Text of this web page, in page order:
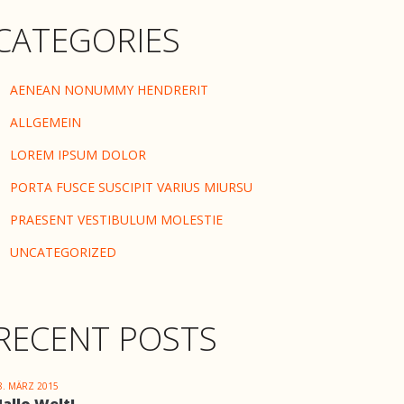
AENEAN NONUMMY HENDRERIT
ALLGEMEIN
LOREM IPSUM DOLOR
PORTA FUSCE SUSCIPIT VARIUS MIURSU
PRAESENT VESTIBULUM MOLESTIE
UNCATEGORIZED
POSTS
MÄRZ 2015